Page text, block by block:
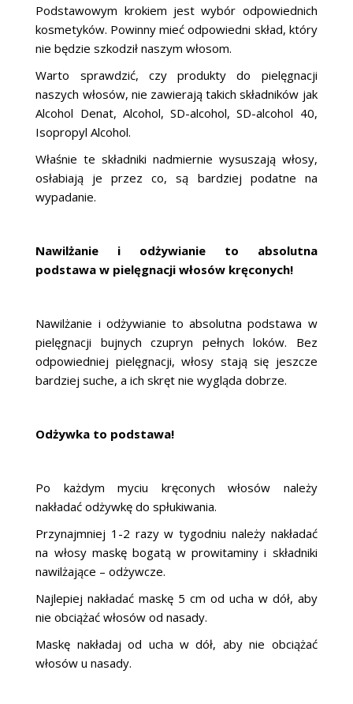
Podstawowym krokiem jest wybór odpowiednich
kosmetyków. Powinny mieć odpowiedni skład, który
nie będzie szkodził naszym włosom.
Warto sprawdzić, czy produkty do pielęgnacji
naszych włosów, nie zawierają takich składników jak
Alcohol Denat, Alcohol, SD-alcohol, SD-alcohol 40,
Isopropyl Alcohol.
Właśnie te składniki nadmiernie wysuszają włosy,
osłabiają je przez co, są bardziej podatne na
wypadanie.
Nawilżanie i odżywianie to absolutna
podstawa w pielęgnacji włosów kręconych!
Nawilżanie i odżywianie to absolutna podstawa w
pielęgnacji bujnych czupryn pełnych loków. Bez
odpowiedniej pielęgnacji, włosy stają się jeszcze
bardziej suche, a ich skręt nie wygląda dobrze.
Odżywka to podstawa!
Po każdym myciu kręconych włosów należy
nakładać odżywkę do spłukiwania.
Przynajmniej 1-2 razy w tygodniu należy nakładać
na włosy maskę bogatą w prowitaminy i składniki
nawilżające – odżywcze.
Najlepiej nakładać maskę 5 cm od ucha w dół, aby
nie obciążać włosów od nasady.
Maskę nakładaj od ucha w dół, aby nie obciążać
włosów u nasady.